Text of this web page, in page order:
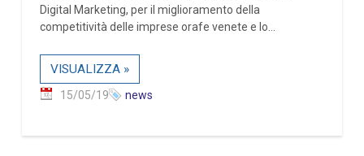
Digital Marketing, per il miglioramento della
competitività delle imprese orafe venete e lo...
VISUALIZZA »
15/05/19 news